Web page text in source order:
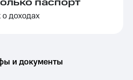
о доходах
и документы